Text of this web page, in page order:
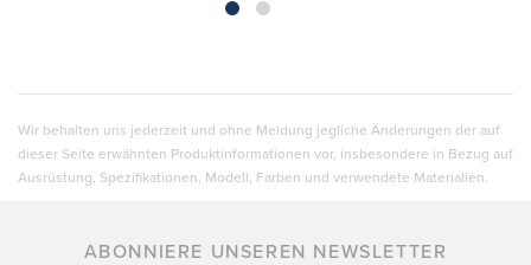
Wir behalten uns jederzeit und ohne Meldung jegliche Änderungen der auf
dieser Seite erwähnten Produktinformationen vor, insbesondere in Bezug auf
Ausrüstung, Spezifikationen, Modell, Farben und verwendete Materialien.
ABONNIERE UNSEREN NEWSLETTER